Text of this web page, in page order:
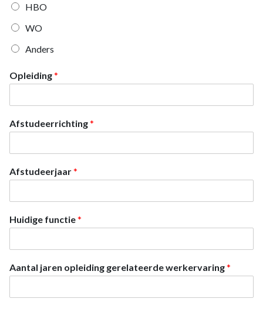
HBO
WO
Anders
Opleiding*
Afstudeerrichting*
Afstudeerjaar*
Huidige functie*
Aantal jaren opleiding gerelateerde werkervaring*